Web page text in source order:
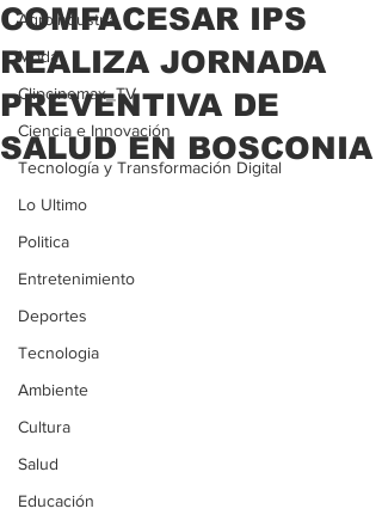
Agroindustria
Moda
Clipcinemax_TV
Ciencia e Innovación
Tecnología y Transformación Digital
Lo Ultimo
Politica
Entretenimiento
Deportes
Tecnologia
Ambiente
Cultura
Salud
Educación
COMFACESAR IPS
REALIZA JORNADA
PREVENTIVA DE
SALUD EN BOSCONIA